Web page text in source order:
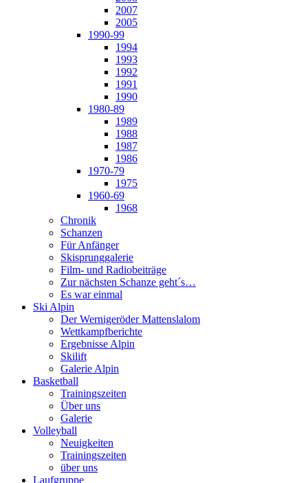
2007
2005
1990-99
1994
1993
1992
1991
1990
1980-89
1989
1988
1987
1986
1970-79
1975
1960-69
1968
Chronik
Schanzen
Für Anfänger
Skisprunggalerie
Film- und Radiobeiträge
Zur nächsten Schanze geht´s…
Es war einmal
Ski Alpin
Der Wernigeröder Mattenslalom
Wettkampfberichte
Ergebnisse Alpin
Skilift
Galerie Alpin
Basketball
Trainingszeiten
Über uns
Galerie
Volleyball
Neuigkeiten
Trainingszeiten
über uns
Laufgruppe